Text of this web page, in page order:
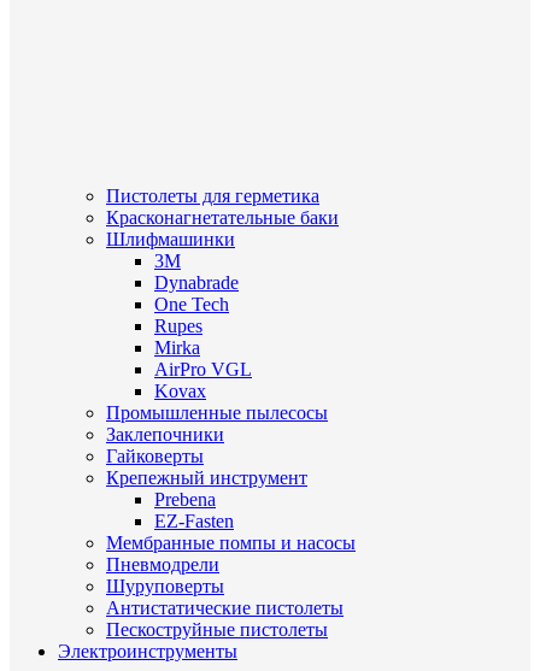
Пистолеты для герметика
Красконагнетательные баки
Шлифмашинки
3M
Dynabrade
One Tech
Rupes
Mirka
AirPro VGL
Kovax
Промышленные пылесосы
Заклепочники
Гайковерты
Крепежный инструмент
Prebena
EZ-Fasten
Мембранные помпы и насосы
Пневмодрели
Шуруповерты
Антистатические пистолеты
Пескоструйные пистолеты
Электроинструменты